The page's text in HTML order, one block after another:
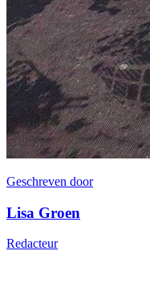
Geschreven door
Lisa Groen
Redacteur